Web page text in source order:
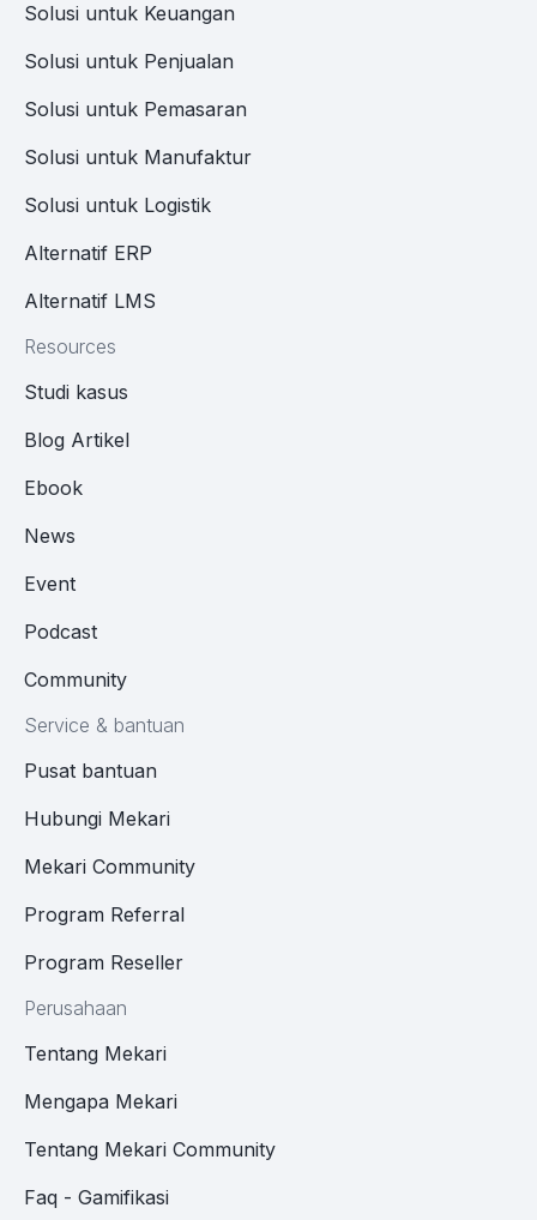
Solusi untuk Keuangan
Solusi untuk Penjualan
Solusi untuk Pemasaran
Solusi untuk Manufaktur
Solusi untuk Logistik
Alternatif ERP
Alternatif LMS
Resources
Studi kasus
Blog Artikel
Ebook
News
Event
Podcast
Community
Service & bantuan
Pusat bantuan
Hubungi Mekari
Mekari Community
Program Referral
Program Reseller
Perusahaan
Tentang Mekari
Mengapa Mekari
Tentang Mekari Community
Faq - Gamifikasi